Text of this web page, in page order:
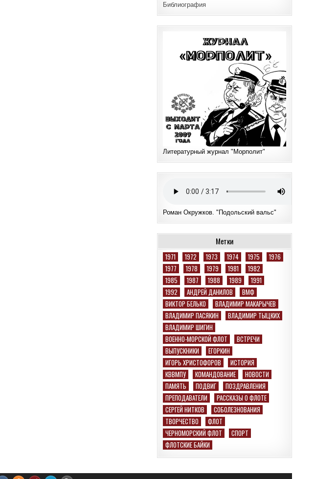
Библиография
Литературный журнал "Морполит"
Роман Окружков. "Подольский вальс"
Метки
1971 1972 1973 1974 1975
1976
1977
1978 1979 1981
1982
1985
1987 1988 1989
1991
1992
АНДРЕЙ ДАНИЛОВ
ВМФ
ВИКТОР БЕЛЬКО
ВЛАДИМИР МАКАРЫЧЕВ
ВЛАДИМИР ПАСЯКИН
ВЛАДИМИР ТЫЦКИХ
ВЛАДИМИР ШИГИН
ВОЕННО-МОРСКОЙ ФЛОТ
ВСТРЕЧИ
ВЫПУСКНИКИ
ЕГОРКИН
ИГОРЬ ХРИСТОФОРОВ
ИСТОРИЯ
КВВМПУ
КОМАНДОВАНИЕ
НОВОСТИ
ПАМЯТЬ
ПОДВИГ
ПОЗДРАВЛЕНИЯ
ПРЕПОДАВАТЕЛИ
РАССКАЗЫ О ФЛОТЕ
СЕРГЕЙ НИТКОВ
СОБОЛЕЗНОВАНИЯ
ТВОРЧЕСТВО
ФЛОТ
ЧЕРНОМОРСКИЙ ФЛОТ
СПОРТ
ФЛОТСКИЕ БАЙКИ